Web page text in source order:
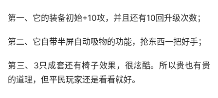
第一、它的装备初始+10攻，并且还有10回升级次数；
第二、它自带半屏自动吸物的功能，抢东西一把好手；
第三、3只成套还有椅子效果，很炫酷。所以贵也有贵
的道理，但平民玩家还是看看就好。